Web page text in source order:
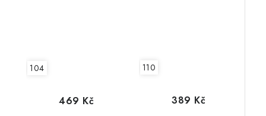
104
469 Kč
110
389 Kč